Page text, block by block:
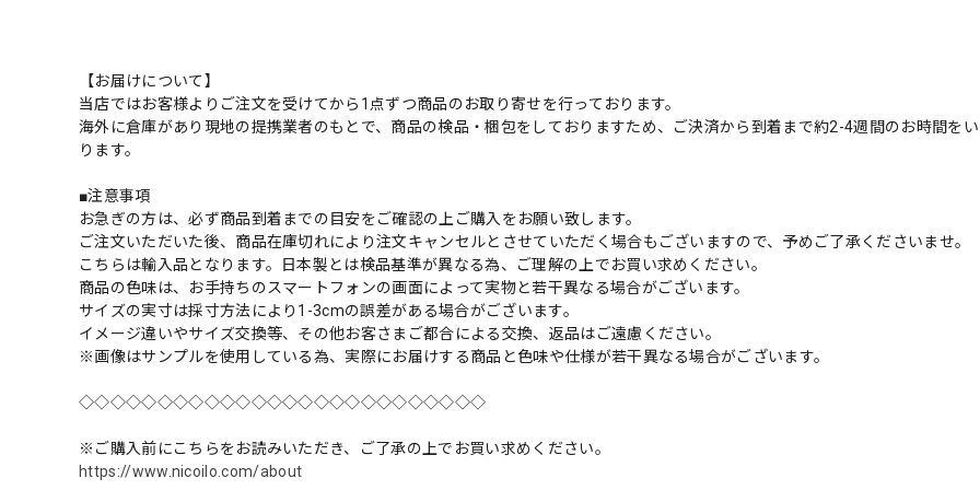
【お届けについて】
当店ではお客様よりご注文を受けてから1点ずつ商品のお取り寄せを行っております。
海外に倉庫があり現地の提携業者のもとで、商品の検品・梱包をしておりますため、ご決済から到着まで約2-4週間のお時間を
ります。
■注意事項
お急ぎの方は、必ず商品到着までの目安をご確認の上ご購入をお願い致します。
ご注文いただいた後、商品在庫切れにより注文キャンセルとさせていただく場合もございますので、予めご了承くださいませ。
こちらは輸入品となります。日本製とは検品基準が異なる為、ご理解の上でお買い求めください。
商品の色味は、お手持ちのスマートフォンの画面によって実物と若干異なる場合がございます。
サイズの実寸は採寸方法により1-3cmの誤差がある場合がございます。
イメージ違いやサイズ交換等、その他お客さまご都合による交換、返品はご遠慮ください。
※画像はサンプルを使用している為、実際にお届けする商品と色味や仕様が若干異なる場合がございます。
◇◇◇◇◇◇◇◇◇◇◇◇◇◇◇◇◇◇◇◇◇◇◇◇◇◇
※ご購入前にこちらをお読みいただき、ご了承の上でお買い求めください。
https://www.nicoilo.com/about